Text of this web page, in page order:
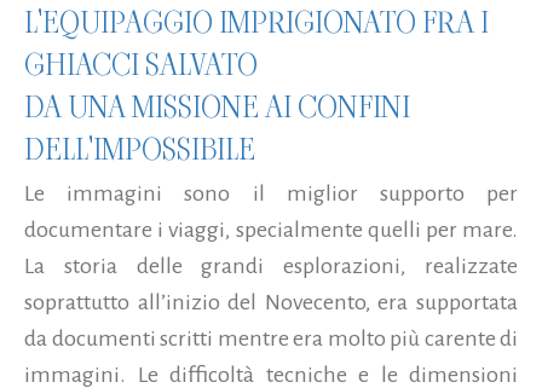
L'EQUIPAGGIO IMPRIGIONATO FRA I
GHIACCI SALVATO
DA UNA MISSIONE AI CONFINI
DELL'IMPOSSIBILE
Le immagini sono il miglior supporto per
documentare i viaggi, specialmente quelli per mare.
La storia delle grandi esplorazioni, realizzate
soprattutto all’inizio del Novecento, era supportata
da documenti scritti mentre era molto più carente di
immagini. Le difficoltà tecniche e le dimensioni